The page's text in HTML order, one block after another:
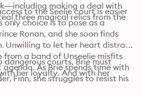
making a deal with
three magical relics from the
to the Seelie court is easier
only choice is to pose as a
Ronan, and she soon finds
Unwilling to let her heart distract
from a band of Unseelie misfits
As Brie spends time with
Finn, she struggles to resist his
courts, Brie must
her loyalty. And with her